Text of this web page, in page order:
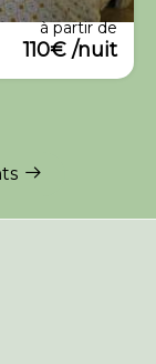
à partir de
110€ /nuit